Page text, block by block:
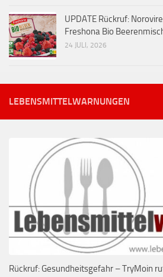
UPDATE Rückruf:
Freshona Bio
24 JULI, 2026
LEBENSMITTELWARNUNGEN
Rückruf: Gesundheitsgefahr – TryMoin